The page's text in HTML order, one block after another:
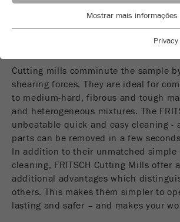
Cookies essenciais são necessários para
Nome fe_typo_user
Fornecedor TYPO3
Objectivo
Este cookie é um cookie de
TYPO3. Ele grava os dados
inseridos numa área
utilizador faz login .
Ciclo de
vida cookie
Fim de sessão
Mostrar informações de
Estatísticas e desempenho
Neste cookie as informações
armazenadas para rastrear
cookie, um ID de visitante
Mostrar informações de
Mostrar mais informações
USA Headquarters
Walter De Oliveira
FRITSCH GmbH - Milling and Sizing
USA Headquarters
Melissa Fauth
FRITSCH Milling and Sizing, Inc.
Jeff Scott
FRITSCH Milling and Sizing, Inc.
DOWNLOADS
COMPARAÇÃO DE PRODUTO
COMPARAÇÃO DE
PRODUTO
Cutting mills comminute the sample
shearing forces. They are ideal for
to medium-hard, fibrous and tough
and heterogeneous mixtures. The
unbeatable quick and easy cleaning -
parts can be removed in a few
In addition to their unmatched simple
cleaning, FRITSCH Cutting Mills offer
additional advantages which
others. This makes them simpler to
lasting and safer – and makes your